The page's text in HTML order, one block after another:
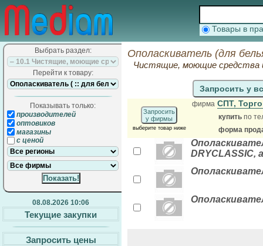
Товары в
Выбрать раздел:
Перейти к товару:
Показывать только:
производителей
оптовиков
магазины
с ценой
08.08.2026 10:06
Текущие закупки
Запросить цены
Ополаскиватель (для
Чистящие, моющие средства
Запросить у
Запросить
у фирмы
выберите товар ниже
фирма СПТ,
купить по
форма
DRYCLASSIC,